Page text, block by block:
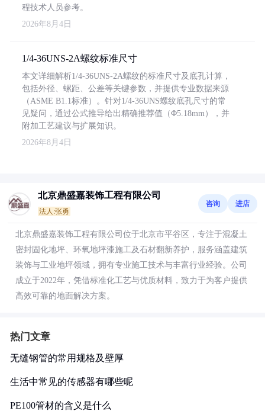
程技术人员参考。
2026年8月4日
1/4-36UNS-2A螺纹标准尺寸
本文详细解析1/4-36UNS-2A螺纹的标准尺寸及底孔计算，
包括外径、螺距、公差等关键参数，并提供专业数据来源
（ASME B1.1标准）。针对1/4-36UNS螺纹底孔尺寸的常
见疑问，通过公式推导给出精确推荐值（Φ5.18mm），并
附加工艺建议与扩展知识。
2026年8月4日
北京鼎盛嘉装饰工程有限公司
法人:张勇
咨询 进店
北京鼎盛嘉装饰工程有限公司位于北京市平谷区，专注于混凝土
密封固化地坪、环氧地坪漆施工及石材翻新养护，服务涵盖建筑
装饰与工业地坪领域，拥有专业施工技术与丰富行业经验。公司
成立于2022年，凭借标准化工艺与优质材料，致力于为客户提供
高效可靠的地面解决方案。
热门文章
无缝钢管的常用规格及壁厚
生活中常见的传感器有哪些呢
PE100管材的含义是什么